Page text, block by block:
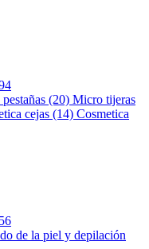
(20) Micro tijeras
cejas (14) Cosmetica
56
de la piel y depilación